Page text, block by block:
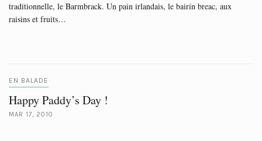
traditionnelle, le Barmbrack. Un pain irlandais, le bairín breac, aux
raisins et fruits…
EN BALADE
Happy Paddy’s Day !
MAR 17, 2010